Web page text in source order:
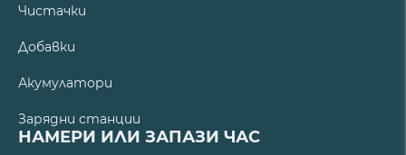
Чистачки
Добавки
Акумулатори
Зарядни станции
НАМЕРИ ИЛИ ЗАПАЗИ ЧАС